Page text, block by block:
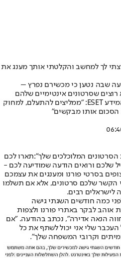
לך למחשב והקלטתי אותך מענג את
שבה נטען כי מכשירם נפרץ –
שסרטונים אינטימיים שלהם
יישלחו לחברים • חברת אבטחת המידע ESET: "ממליצים להתעלם, למחוק
אותו מבקשים"
תארו לכם
שלכם ורואים הודעה שמודיעה לכם -
בסרטי פורנו ומענגים את עצמכם
הקשר שלכם סרטונים, אלא אם תשלמו
לישראלים רבים.
כמה חודשים השגתי גישה
אוהב לבקר באתרי פורנו ולצפות
הנאה אדירה", נכתב בהודעה. "אם
שלי אני יכול לשתף את כל
וקרובי המשפחה שלך".